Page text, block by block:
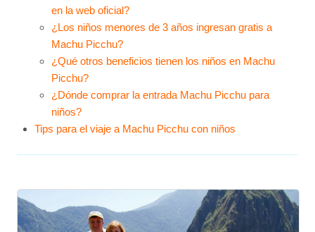
en la web oficial?
¿Los niños menores de 3 años ingresan gratis a
Machu Picchu?
¿Qué otros beneficios tienen los niños en Machu
Picchu?
¿Dónde comprar la entrada Machu Picchu para
niños?
Tips para el viaje a Machu Picchu con niños